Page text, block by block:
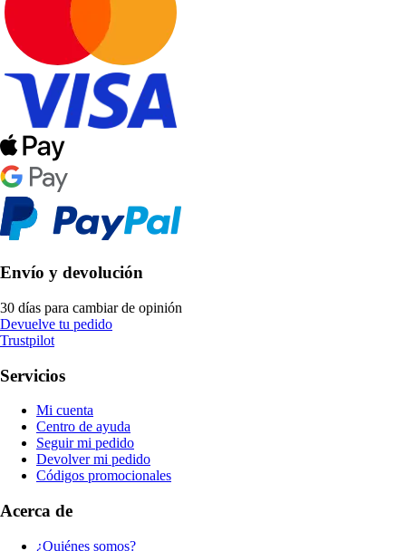
Envío y devolución
30 días para cambiar de opinión
Devuelve tu pedido
Trustpilot
Servicios
Mi cuenta
Centro de ayuda
Seguir mi pedido
Devolver mi pedido
Códigos promocionales
Acerca de
¿Quiénes somos?